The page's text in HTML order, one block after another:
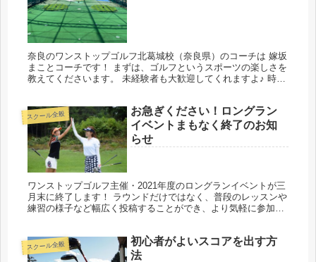
奈良のワンストップゴルフ北葛城校（奈良県）のコーチは 嫁坂
まことコーチです！ まずは、ゴルフというスポーツの楽しさを
教えてくださいます。 未経験者も大歓迎してくれますよ♪ 時間
スクール全般
お急ぎください！ロングラン
イベントまもなく終了のお知
らせ
ワンストップゴルフ主催・2021年度のロングランイベントが三
月末に終了します！ ラウンドだけではなく、普段のレッスンや
練習の様子など幅広く投稿することができ、より気軽に参加い
スクール全般
初心者がよいスコアを出す方
法